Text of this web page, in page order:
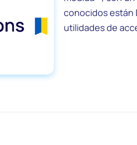
conocidos están
utilidades de